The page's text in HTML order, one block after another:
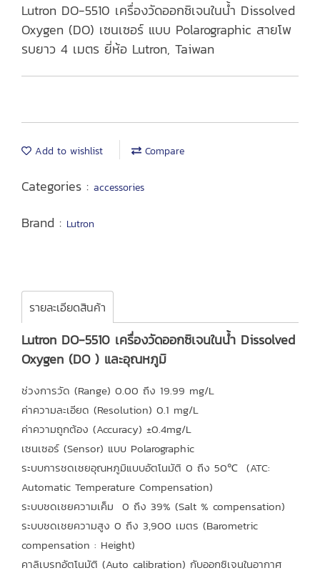
Lutron DO-5510 เครื่องวัดออกซิเจนในน้ำ Dissolved
Oxygen (DO) เซนเซอร์ แบบ Polarographic สายโพ
รบยาว 4 เมตร ยี่ห้อ Lutron, Taiwan
Add to wishlist Compare
Categories : accessories
Brand : Lutron
รายละเอียดสินค้า
Lutron DO-5510 เครื่องวัดออกซิเจนในน้ำ Dissolved
Oxygen (DO ) และอุณหภูมิ
ช่วงการวัด (Range) 0.00 ถึง 19.99 mg/L
ค่าความละเอียด (Resolution) 0.1 mg/L
ค่าความถูกต้อง (Accuracy) ±0.4mg/L
เซนเซอร์ (Sensor) แบบ Polarographic
ระบบการชดเชยอุณหภูมิแบบอัตโนมัติ 0 ถึง 50℃ (ATC:
Automatic Temperature Compensation)
ระบบชดเชยความเค็ม 0 ถึง 39% (Salt % compensation)
ระบบชดเชยความสูง 0 ถึง 3,900 เมตร (Barometric
compensation : Height)
คาลิเบรทอัตโนมัติ (Auto calibration) กับออกซิเจนในอากาศ